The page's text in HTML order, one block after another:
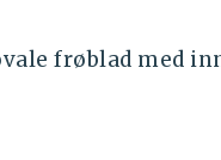
frøblad med